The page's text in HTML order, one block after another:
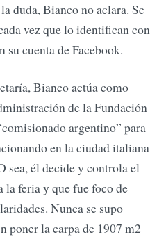
duda, Bianco no aclara. Se
vez que lo identifican con
su cuenta de Facebook.
Bianco actúa como
de la Fundación
argentino” para
en la ciudad italiana
sea, él decide y controla el
la feria y que fue foco de
Nunca se supo
poner la carpa de 1907 m2